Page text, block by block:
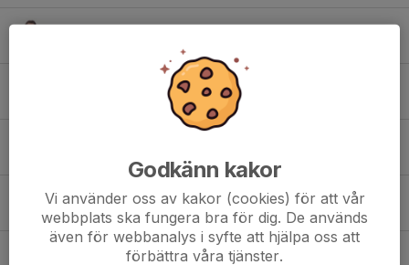
Harry Norén Aspsjö
Isak Wetter
Karl-Oskar Philip
Godkänn kakor
Vi använder oss av kakor (cookies) för att vår
webbplats ska fungera bra för dig. De används
även för webbanalys i syfte att hjälpa oss att
förbättra våra tjänster.